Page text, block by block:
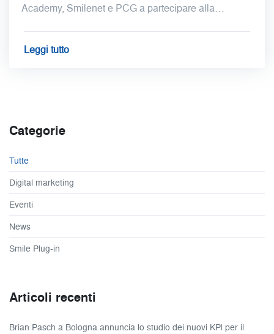
Academy, Smilenet e PCG a partecipare alla…
Leggi tutto
Categorie
Tutte
Digital marketing
Eventi
News
Smile Plug-in
Articoli recenti
Brian Pasch a Bologna annuncia lo studio dei nuovi KPI per il